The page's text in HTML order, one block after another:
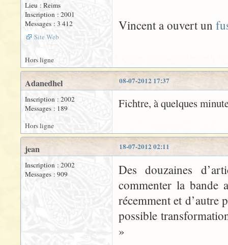
Lieu : Reims
Inscription : 2001
Messages : 3 412
Site Web
Vincent a ouvert un
Hors ligne
08-07-2012 17:37
Adanedhel
Inscription : 2002
Messages : 189
Fichtre, à quelques
Hors ligne
18-07-2012 02:11
jean
Inscription : 2002
Messages : 909
Des douzaines
commenter la bande
récemment et d’autre
possible
»